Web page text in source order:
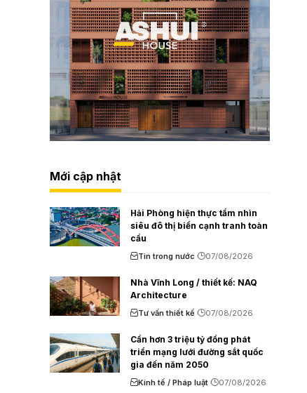
Mới cập nhật
Hải Phòng hiện thực tầm nhìn
siêu đô thị biển cạnh tranh toàn
cầu
Tin trong nước 07/08/2026
Nhà Vĩnh Long / thiết kế: NAQ
Architecture
Tư vấn thiết kế 07/08/2026
Cần hơn 3 triệu tỷ đồng phát
triển mạng lưới đường sắt quốc
gia đến năm 2050
Kinh tế / Pháp luật 07/08/2026